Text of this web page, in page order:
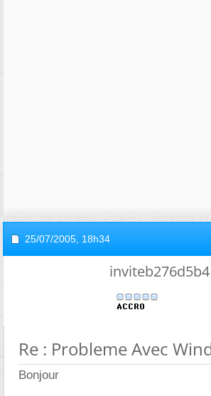
25/07/2005, 18h34
inviteb276d5b4
Re : Probleme Avec
Bonjour